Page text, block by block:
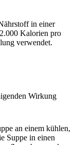
in einer
Kalorien pro
verwendet.
Wirkung
an einem kühlen,
Suppe in einen